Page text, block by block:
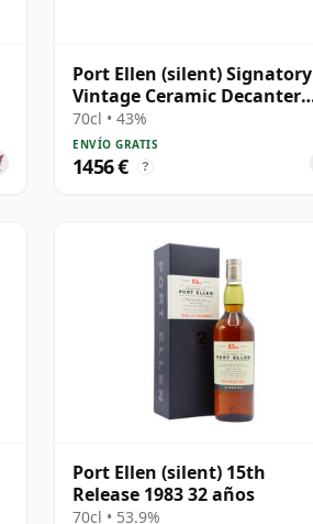
Port Ellen (silent) Signatory
Vintage Ceramic Decanter
Islay Single Ma 13 años
70cl • 43%
ENVÍO GRATIS
1456 € ?
Port Ellen (silent) 15th
Release 1983 32 años
70cl • 53.9%